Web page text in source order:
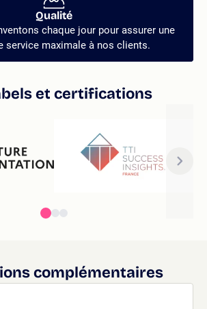
Qualité
chaque jour pour assurer une
service maximale à nos clients.
et certifications
complémentaires